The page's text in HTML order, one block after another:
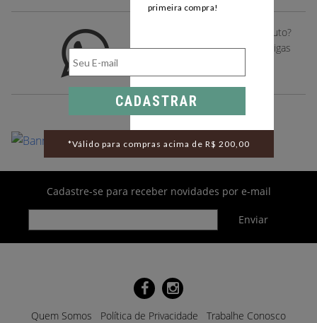
primeira compra!
CADASTRAR
*Válido para compras acima de R$ 200,00
Gostou deste desse produto?
Compartilhe com suas amigas
Cadastre-se para receber novidades por e-mail
Quem Somos Política de Privacidade Trabalhe Conosco